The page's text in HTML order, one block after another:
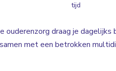
tijd
ouderenzorg draag je dagelijks
met een betrokken